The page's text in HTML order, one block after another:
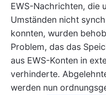
EWS-Nachrichten, die
Umständen nicht
konnten, wurden
Problem, das das
aus EWS-Konten in
verhinderte.
werden nun